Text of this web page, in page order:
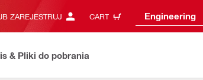
ZAREJESTRUJ CART Engineering
& Pliki do pobrania